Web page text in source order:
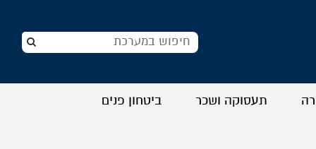
תעסוקה ושכר ביטחון פנים